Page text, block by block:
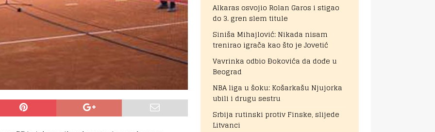
Alkaras osvojio Rolan Garos i stigao
do 3. gren slem titule
Siniša Mihajlović: Nikada nisam
trenirao igrača kao što je Jovetić
Vavrinka odbio Đokovića da dođe u
Beograd
NBA liga u šoku: Košarkašu Njujorka
ubili i drugu sestru
Srbija rutinski protiv Finske, slijede
Litvanci